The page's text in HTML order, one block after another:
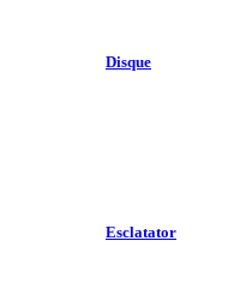
Disque
Esclatator